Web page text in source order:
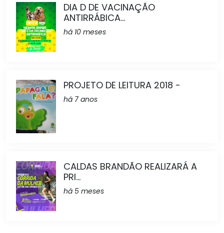
DIA D DE VACINAÇÃO
ANTIRRÁBICA...
há 10 meses
PROJETO DE LEITURA 2018 -
há 7 anos
CALDAS BRANDÃO REALIZARÁ A
PRI...
há 5 meses